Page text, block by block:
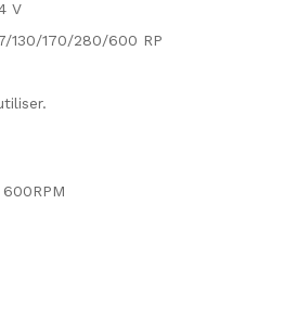
V
130/170/280/600 RP